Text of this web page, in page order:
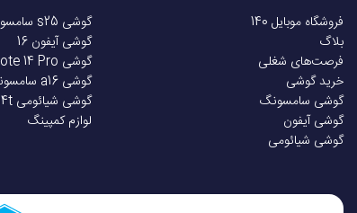
فروشگاه موبایل 140
بلاگ
فرصت‌های شغلی
خرید گوشی
گوشی سامسونگ
گوشی آیفون
گوشی شیائومی
گوشی s25 سامسونگ
گوشی آیفون 16
گوشی Redmi Note 14 Pro
گوشی a16 سامسونگ
گوشی شیائومی 14t
لوازم کمپینگ